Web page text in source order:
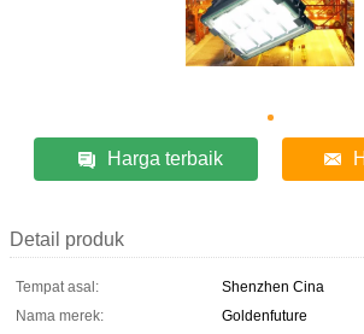
Harga terbaik
Detail produk
Tempat asal:
Shenzhen Cina
Nama merek:
Goldenfuture